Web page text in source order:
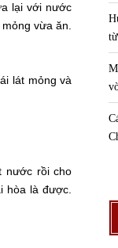
lại với nước
vừa ăn.
lát mỏng và
nước rồi cho
hòa là được.